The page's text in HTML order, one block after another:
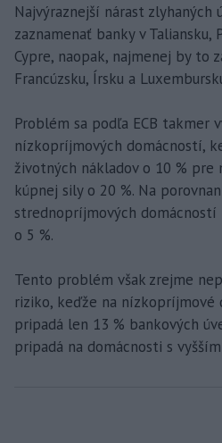
Najvýraznejší nárast zlyhaných
zaznamenať banky v Taliansku,
Cypre, naopak, najmenej by to
Francúzsku, Írsku a
Problém sa podľa ECB takmer
nízkopríjmových domácností,
životných nákladov o 10 % pre
kúpnej sily o 20 %. Na
strednopríjmových
o 5 %.
Tento problém však zrejme
riziko, keďže na nízkopríjmové
pripadá len 13 % bankových
pripadá na domácnosti s